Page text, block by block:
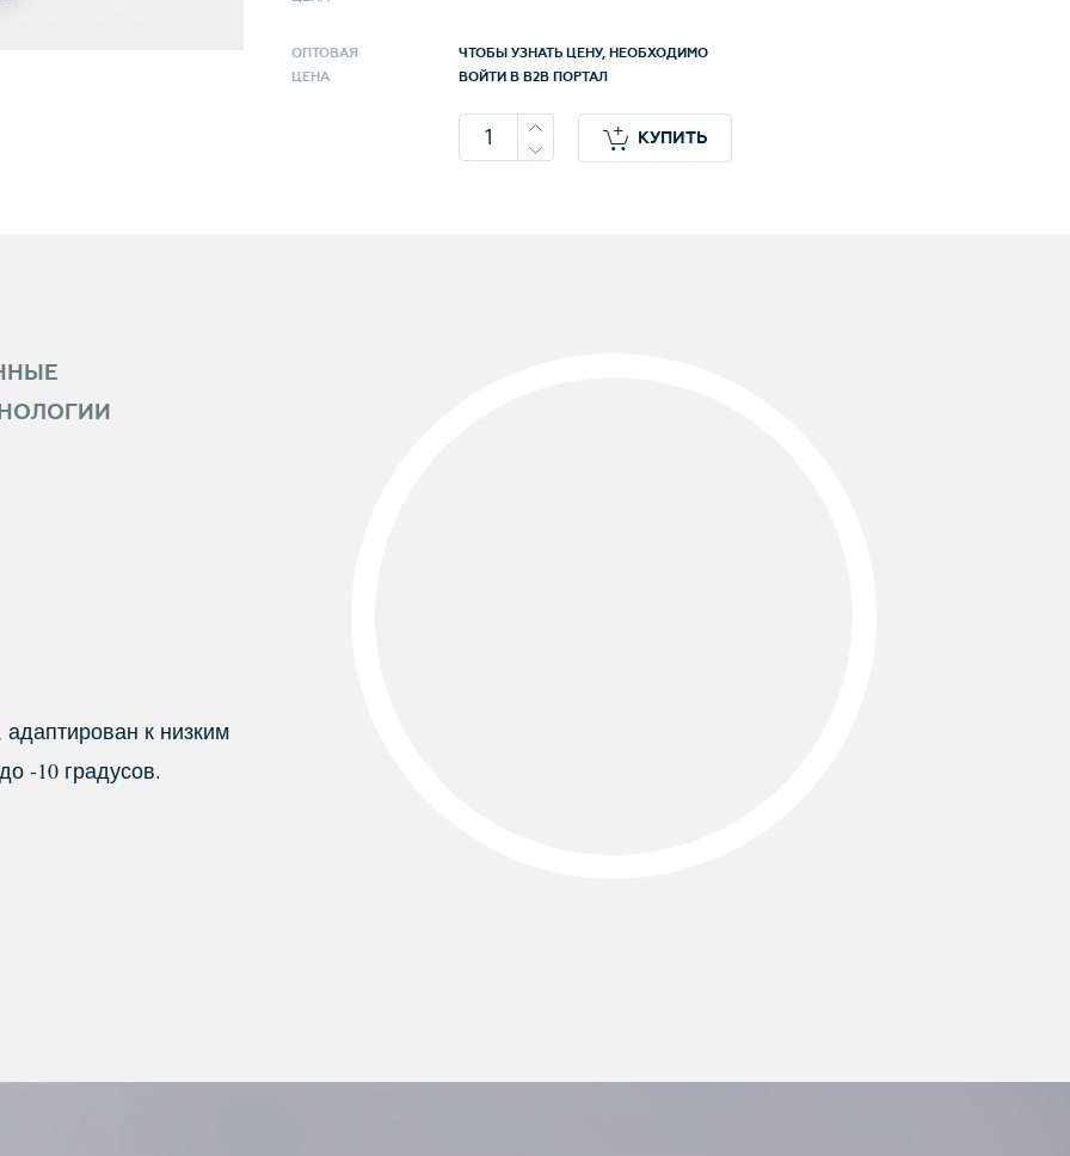
ОПТОВАЯ
ЦЕНА
ЧТОБЫ УЗНАТЬ ЦЕНУ, НЕОБХОДИМО
ВОЙТИ В B2B ПОРТАЛ
КУПИТЬ
к низким
-10 градусов.